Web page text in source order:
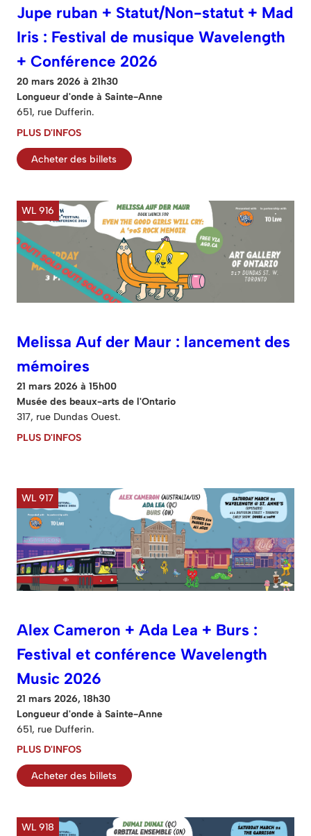
Jupe ruban + Statut/Non-statut + Mad
Iris : Festival de musique Wavelength
+ Conférence 2026
20 mars 2026 à 21h30
Longueur d'onde à Sainte-Anne
651, rue Dufferin.
PLUS D'INFOS
Acheter des billets
WL 916
Melissa Auf der Maur : lancement des
mémoires
21 mars 2026 à 15h00
Musée des beaux-arts de l'Ontario
317, rue Dundas Ouest.
PLUS D'INFOS
WL 917
Alex Cameron + Ada Lea + Burs :
Festival et conférence Wavelength
Music 2026
21 mars 2026, 18h30
Longueur d'onde à Sainte-Anne
651, rue Dufferin.
PLUS D'INFOS
Acheter des billets
WL 918